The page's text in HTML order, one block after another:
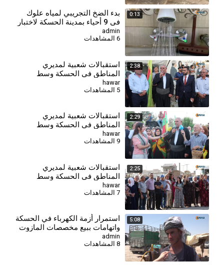
0:13
بدء الضخ التجريبي لمياه علوك
في 9 أحياء بمدينة الحسكة لاختبار
الشبكة
admin
2:38
استقبالات شعبية لمديري
المناطق في الحسكة وسط
تأكيدات على خدمة المواطنين
وتعزيز التعايش
hawar
5 المشاهدات
2:29
استقبالات شعبية لمديري
المناطق في الحسكة وسط
تأكيدات على خدمة المواطنين
وتعزيز التعايش
hawar
2:25
استقبالات شعبية لمديري
المناطق في الحسكة وسط
تأكيدات على خدمة المواطنين
وتعزيز التعايش
hawar
7 المشاهدات
5:08
⁣استمرار أزمة الكهرباء في الحسكة
واتهامات ببيع مخصصات المازوت
المدعوم
admin
8 المشاهدات